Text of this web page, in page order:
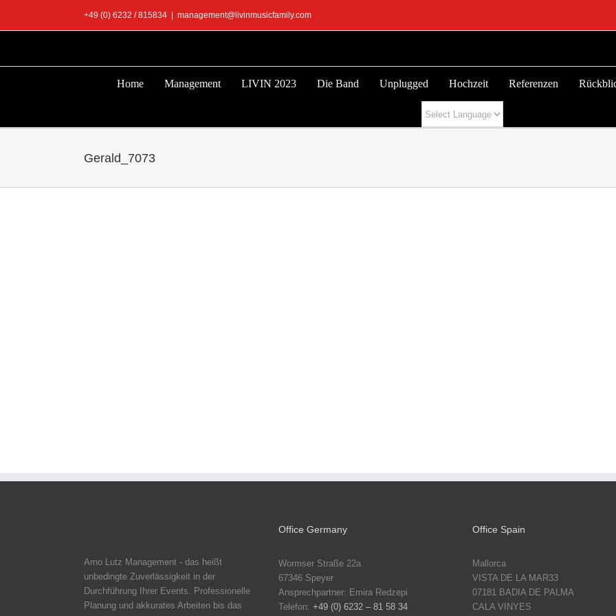
+49 (0) 6232 / 815834 management@livinmusicfamily.com
Home Management LIVIN 2023 Die Band Unplugged Hochzeit Referenzen
Gerald_7073
Arno Lutz Management - das heißt
unbedingte Zuverlässigkeit in der
Durchführung Ihrer Events. Professionelle
Planung und akkurates Arbeiten bis das
Office Germany
Wormser Straße 22a
67346 Speyer
Ansprechpartner: Emira Redzepi
Telefon: +49 (0) 6232 – 81 58 34
Office Spain
Mallorca
VISTA DE LA MAR33
07181 BADIA DE PALMA
CALA VINYES